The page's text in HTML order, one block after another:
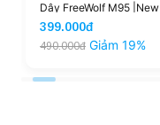
Dây FreeWolf M95 |New
399.000đ
490.000đ Giảm 19%